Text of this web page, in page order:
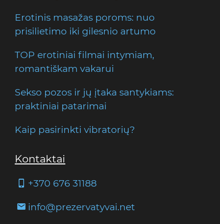
Erotinis masažas poroms: nuo
prisilietimo iki gilesnio artumo
TOP erotiniai filmai intymiam,
romantiškam vakarui
Sekso pozos ir jų įtaka santykiams:
praktiniai patarimai
Kaip pasirinkti vibratorių?
Kontaktai
+370 676 31188
info@prezervatyvai.net